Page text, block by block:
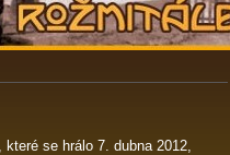
se hrálo 7. dubna 2012,